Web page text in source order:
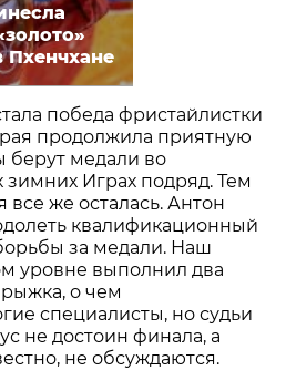
Пхенчхане
победа фристайлистки
продолжила приятную
берут медали во
Играх подряд. Тем
все же осталась. Антон
квалификационный
за медали. Наш
уровне выполнил два
о чем
специалисты, но судьи
не достоин финала, а
не обсуждаются.